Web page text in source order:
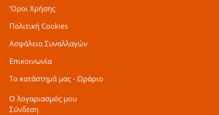
'Οροι Χρήσης
Πολιτική Cookies
Ασφάλεια Συναλλαγών
Επικοινωνία
Το κατάστημά μας - Ωράριο
Ο λογαριασμός μου
Σύνδεση